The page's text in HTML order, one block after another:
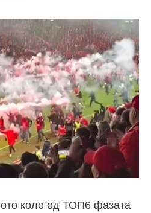
коло од ТОП6 фазата